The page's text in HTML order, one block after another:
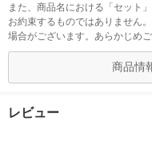
また、商品名における「セット
お約束するものではありません
場合がございます。あらかじめご
商品情
レビュー